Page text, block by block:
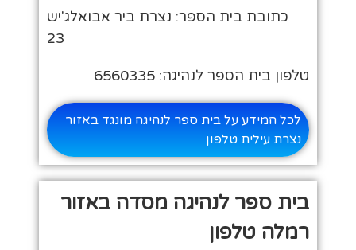
כתובת בית הספר: נצרת ביר אבואלג'יש
23
טלפון בית הספר לנהיגה: 6560335
לכל המידע על בית ספר לנהיגה מונגד באזור
נצרת עילית טלפון
בית ספר לנהיגה מסדה באזור
רמלה טלפון